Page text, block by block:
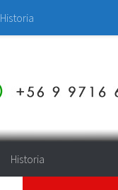
Historia
Historia